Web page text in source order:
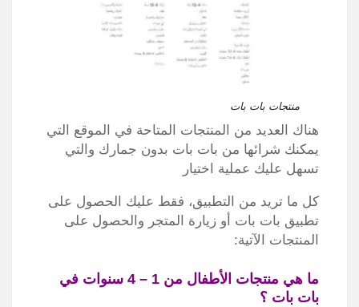
منتجات بات بات
هناك العديد من المنتجات المتاحة في الموقع التي
يمكنك شرائها من بات بات بدون جمارك والتي
تسهل عليك عملية اختيار
كل ما تريد من التطبيق، فقط عليك الحصول على
تطبيق بات بات أو زيارة المتجر والحصول على
المنتجات الآتية:
ما هي منتجات الأطفال من 1 – 4 سنوات في
بات بات ؟